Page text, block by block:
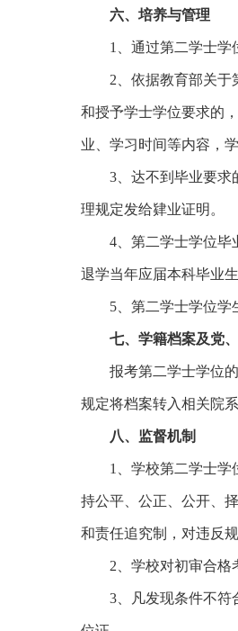
六、培养与管理
1、通过第二学士学
2、依据教育部关
和授予学士学位要求的
业、学习时间等内容，
3、达不到毕业要求
理规定发给肄业证明。
4、第二学士学位毕
退学当年应届本科毕业
5、第二学士学位学
七、学籍档案及党
报考第二学士学位
规定将档案转入相关院
八、监督机制
1、学校第二学士
持公平、公正、公开、
和责任追究制，对违反
2、学校对初审合格
3、凡发现条件不符